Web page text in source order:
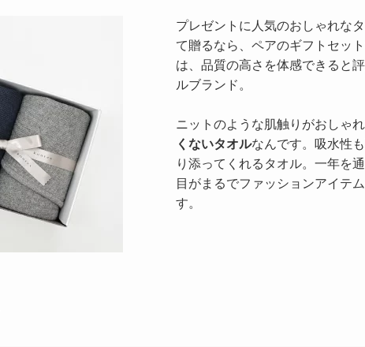
プレゼントに人気のおしゃれな
て贈るなら、ペアのギフトセッ
は、品質の高さを体感できると
ルブランド。
ニットのような肌触りがおしゃれ
くないタオルなんです。吸水性
り添ってくれるタオル。一年を
目がまるでファッションアイテ
す。